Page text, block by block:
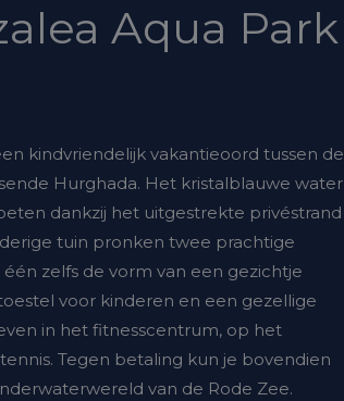
Aqua Park
kindvriendelijk vakantieoord tussen de
Hurghada. Het kristalblauwe water
dankzij het uitgestrekte privéstrand
tuin pronken twee prachtige
zelfs de vorm van een gezichtje
voor kinderen en een gezellige
in het fitnesscentrum, op het
Tegen betaling kun je bovendien
van de Rode Zee.